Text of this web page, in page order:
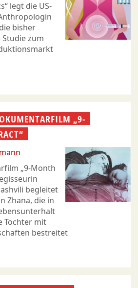
legt die US-
bisher
zum
„9-
„9-Month
begleitet
Zhana, die in
Tochter mit
bestreitet